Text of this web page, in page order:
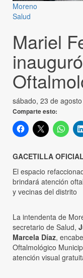
Moreno
Salud
Mariel
sábado, 23 de
Comparte esto:
GACETILLA
El espacio
brindará atención
y vecinas del distrito
La intendenta de
secretario de Salud,
Marcela Díaz,
Oftalmológico
atención visual